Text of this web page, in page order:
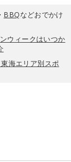
・ BBQなどおでかけ
ウィークはいつか
海エリア別スポ